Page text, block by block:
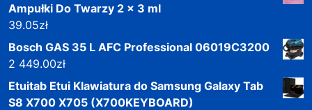
Ampułki Do Twarzy 2 x 3 ml
39.05zł
Bosch GAS 35 L AFC Professional 06019C3200
2 449.00zł
Etuitab Etui Klawiatura do Samsung Galaxy Tab
S8 X700 X705 (X700KEYBOARD)